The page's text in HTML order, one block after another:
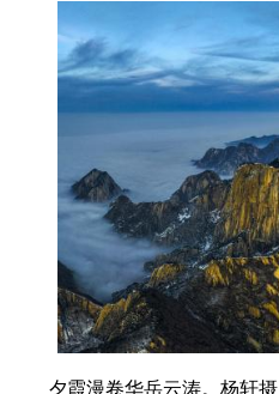
夕霞漫卷华岳云涛。杨轩摄